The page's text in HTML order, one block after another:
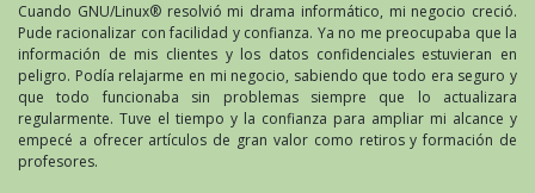
Cuando GNU/Linux® resolvió mi drama informático, mi negocio creció.
Pude racionalizar con facilidad y confianza. Ya no me preocupaba que la
información de mis clientes y los datos confidenciales estuvieran en
peligro. Podía relajarme en mi negocio, sabiendo que todo era seguro y
que todo funcionaba sin problemas siempre que lo actualizara
regularmente. Tuve el tiempo y la confianza para ampliar mi alcance y
empecé a ofrecer artículos de gran valor como retiros y formación de
profesores.